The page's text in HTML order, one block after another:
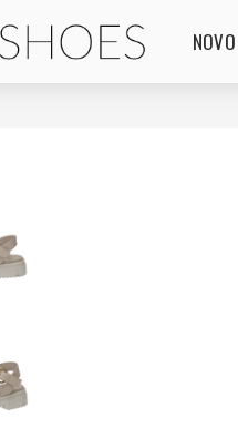
NOVO